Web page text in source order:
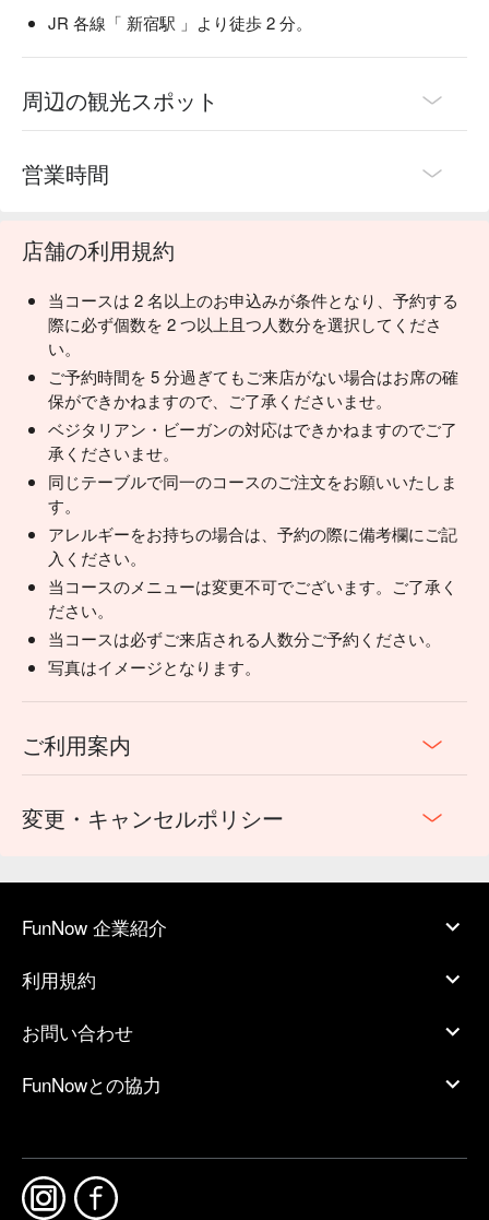
JR 各線「 新宿駅 」より徒歩 2 分。
周辺の観光スポット
営業時間
店舗の利用規約
当コースは 2 名以上のお申込みが条件となり、予約する
際に必ず個数を 2 つ以上且つ人数分を選択してくださ
い。
ご予約時間を 5 分過ぎてもご来店がない場合はお席の確
保ができかねますので、ご了承くださいませ。
ベジタリアン・ビーガンの対応はできかねますのでご了
承くださいませ。
同じテーブルで同一のコースのご注文をお願いいたしま
す。
アレルギーをお持ちの場合は、予約の際に備考欄にご記
入ください。
当コースのメニューは変更不可でございます。ご了承く
ださい。
当コースは必ずご来店される人数分ご予約ください。
写真はイメージとなります。
ご利用案内
変更・キャンセルポリシー
FunNow 企業紹介
利用規約
お問い合わせ
FunNowとの協力